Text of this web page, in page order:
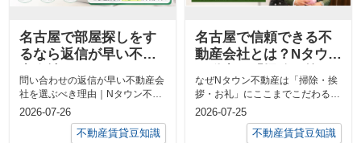
名古屋で部屋探しをす
るなら返信が早い不動
ウン不動産がレスポン
スにこだわる理由
問い合わせの返信が早い不動産会
社を選ぶべき理由｜Nタウン不動
産がレスポンスにこだわる理由お
部屋探しで...
2026-07-26
不動産賃貸豆知識
名古屋で信頼できる不
動産会社とは？Nタウン
拶・レスポンス・お
礼」にこだわる理由
なぜNタウン不動産は「掃除・挨
拶・お礼」にここまでこだわるの
か？ありがたいことにNタウン不
動産は多く...
2026-07-25
不動産賃貸豆知識